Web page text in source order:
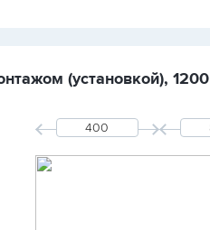
(установкой),